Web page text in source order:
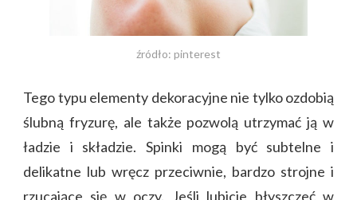
źródło: pinterest
Tego typu elementy dekoracyjne nie tylko ozdobią
ślubną fryzurę, ale także pozwolą utrzymać ją w
ładzie i składzie. Spinki mogą być subtelne i
delikatne lub wręcz przeciwnie, bardzo strojne i
rzucające się w oczy. Jeśli lubicie błyszczeć w